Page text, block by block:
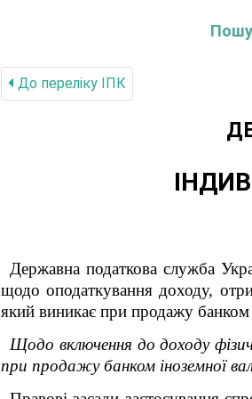
До переліку IПК
Державна податкова служба
щодо оподаткування доходу,
який виникає при продажу банком
Щодо включення до доходу
при продажу банком іноземної